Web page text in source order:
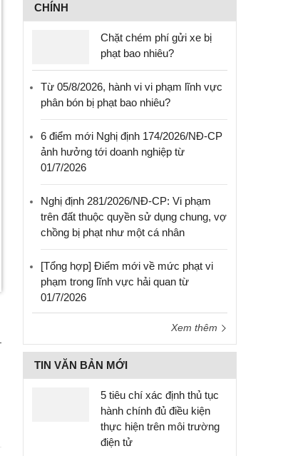
CHÍNH
Chặt chém phí gửi xe bị
phạt bao nhiêu?
Từ 05/8/2026, hành vi vi phạm lĩnh vực
phân bón bị phạt bao nhiêu?
6 điểm mới Nghị định 174/2026/NĐ-CP
ảnh hưởng tới doanh nghiệp từ
01/7/2026
Nghị định 281/2026/NĐ-CP: Vi phạm
trên đất thuộc quyền sử dụng chung, vợ
chồng bị phạt như một cá nhân
[Tổng hợp] Điểm mới về mức phạt vi
phạm trong lĩnh vực hải quan từ
01/7/2026
Xem thêm
TIN VĂN BẢN MỚI
5 tiêu chí xác định thủ tục
hành chính đủ điều kiện
thực hiện trên môi trường
điện tử